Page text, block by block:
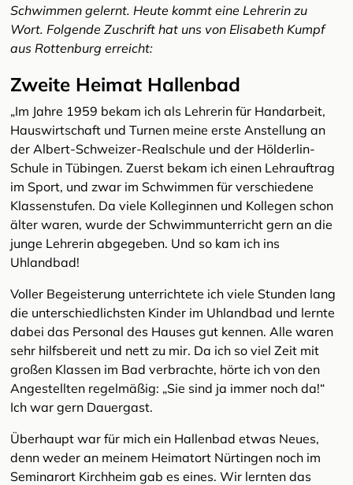
Schwimmen gelernt. Heute kommt eine Lehrerin zu
Wort. Folgende Zuschrift hat uns von Elisabeth Kumpf
aus Rottenburg erreicht:
Zweite Heimat Hallenbad
„Im Jahre 1959 bekam ich als Lehrerin für Handarbeit,
Hauswirtschaft und Turnen meine erste Anstellung an
der Albert-Schweizer-Realschule und der Hölderlin-
Schule in Tübingen. Zuerst bekam ich einen Lehrauftrag
im Sport, und zwar im Schwimmen für verschiedene
Klassenstufen. Da viele Kolleginnen und Kollegen schon
älter waren, wurde der Schwimmunterricht gern an die
junge Lehrerin abgegeben. Und so kam ich ins
Uhlandbad!
Voller Begeisterung unterrichtete ich viele Stunden lang
die unterschiedlichsten Kinder im Uhlandbad und lernte
dabei das Personal des Hauses gut kennen. Alle waren
sehr hilfsbereit und nett zu mir. Da ich so viel Zeit mit
großen Klassen im Bad verbrachte, hörte ich von den
Angestellten regelmäßig: „Sie sind ja immer noch da!“
Ich war gern Dauergast.
Überhaupt war für mich ein Hallenbad etwas Neues,
denn weder an meinem Heimatort Nürtingen noch im
Seminarort Kirchheim gab es eines. Wir lernten das